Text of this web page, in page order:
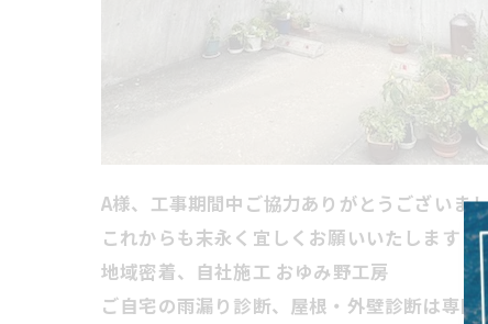
A様、工事期間中ご協力ありがとうございま
これからも末永く宜しくお願いいたします！
地域密着、自社施工 おゆみ野工房
ご自宅の雨漏り診断、屋根・外壁診断は専